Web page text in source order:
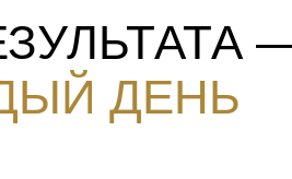
ДЕНЬ